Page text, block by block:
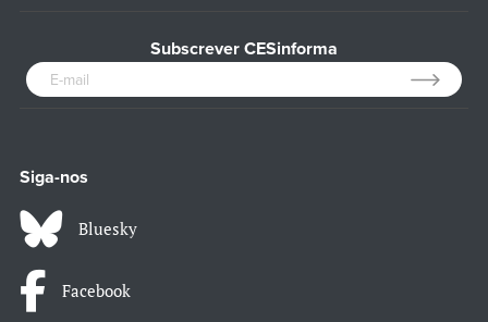
Subscrever CESinforma
Siga-nos
Bluesky
Facebook